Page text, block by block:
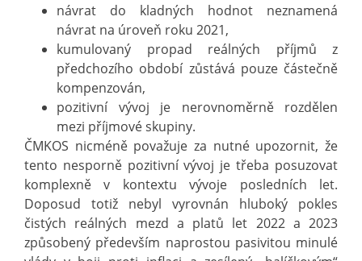
návrat do kladných hodnot neznamená
návrat na úroveň roku 2021,
kumulovaný propad reálných příjmů z
předchozího období zůstává pouze částečně
kompenzován,
pozitivní vývoj je nerovnoměrně rozdělen
mezi příjmové skupiny.
ČMKOS nicméně považuje za nutné upozornit, že
tento nesporně pozitivní vývoj je třeba posuzovat
komplexně v kontextu vývoje posledních let.
Doposud totiž nebyl vyrovnán hluboký pokles
čistých reálných mezd a platů let 2022 a 2023
způsobený především naprostou pasivitou minulé